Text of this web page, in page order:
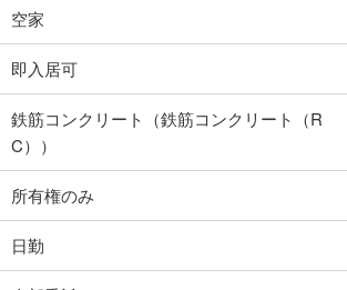
空家
即入居可
鉄筋コンクリート（鉄筋コンクリート（R
C））
所有権のみ
日勤